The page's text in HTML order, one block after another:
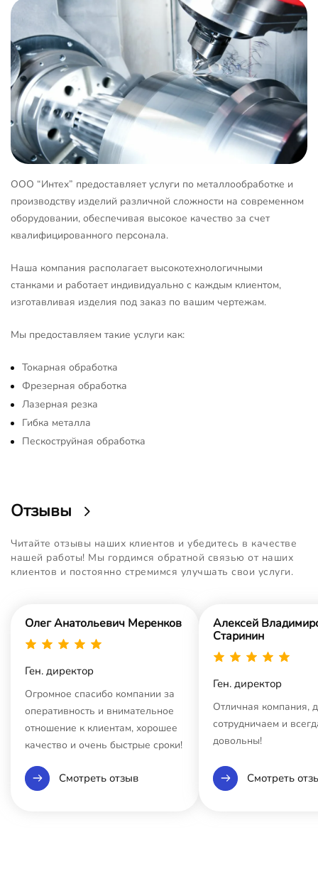
ООО “Интех” предоставляет услуги по металлообработке и
производству изделий различной сложности на современном
оборудовании, обеспечивая высокое качество за счет
квалифицированного персонала.
Наша компания располагает высокотехнологичными
станками и работает индивидуально с каждым клиентом,
изготавливая изделия под заказ по вашим чертежам.
Мы предоставляем такие услуги как:
Токарная обработка
Фрезерная обработка
Лазерная резка
Гибка металла
Пескоструйная обработка
Отзывы
Читайте отзывы наших клиентов и убедитесь в качестве
нашей работы! Мы гордимся обратной связью от наших
клиентов и постоянно стремимся улучшать свои услуги.
Олег Анатольевич Меренков
Ген. директор
Огромное спасибо компании за
оперативность и внимательное
отношение к клиентам, хорошее
качество и очень быстрые сроки!
Смотреть отзыв
Алексей
Старинин
Ген. директор
Отличная компания,
сотрудничаем и
довольны!
Смотреть